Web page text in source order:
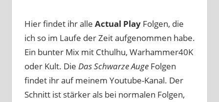
Hier findet ihr alle Actual PlayFolgen, die
ich so im Laufe der Zeit aufgenommen habe.
Ein bunter Mix mit Cthulhu, Warhammer40K
oder Kult. Die Das Schwarze AugeFolgen
findet ihr auf meinem Youtube-Kanal. Der
Schnitt ist stärker als bei normalen Folgen,